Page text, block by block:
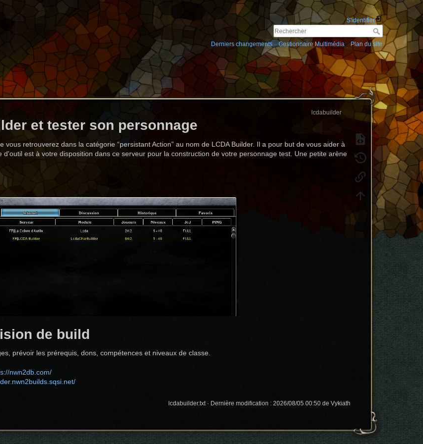
S'identifier
Derniers changements Gestionnaire Multimédia Plan du site
lcdabuilder
et tester son personnage
retrouverez dans la catégorie “persistant Action” au nom de LCDA Builder. Il a pour but de vous aider à
est à votre disposition dans ce serveur pour la construction de votre personnage test. Une petite arène
de build
prévoir les prérequis, dons, compétences et niveaux de classe.
nwn2db.com/
lcdabuilder.txt· Dernière modification : 2026/08/05 00:50 de Vykiath